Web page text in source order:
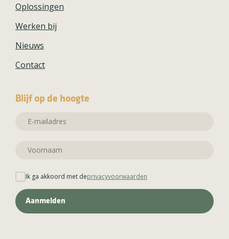
Oplossingen
Werken bij
Nieuws
Contact
Blijf op de hoogte
Ik ga akkoord met deprivacyvoorwaarden